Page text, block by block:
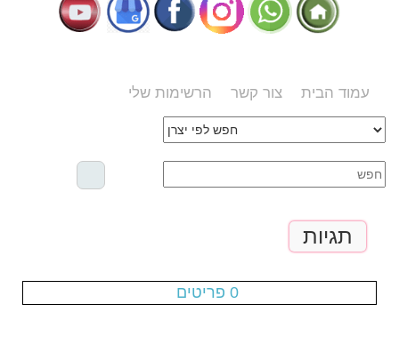
הרשימות שלי עמוד הבית צור קשר
תגיות
0 פריטים